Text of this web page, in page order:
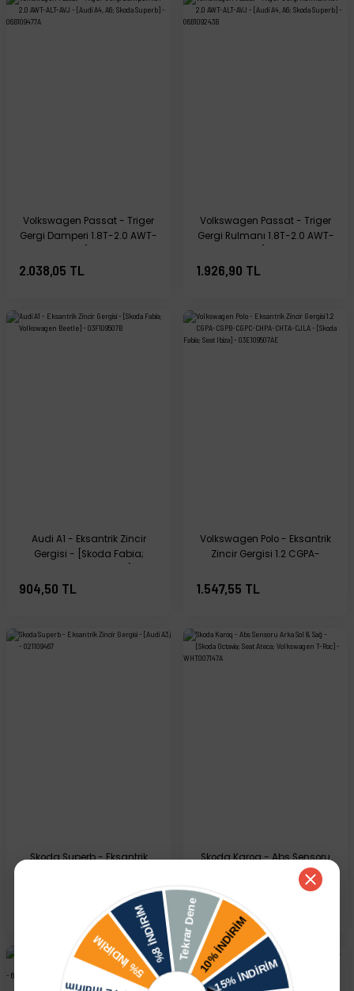
Volkswagen Passat - Triger
Gergi Damperi 1.8T-2.0 AWT-
Skoda Superb] - 06B109477A
2.038,05 TL
Volkswagen Passat - Triger
Gergi Rulmanı 1.8T-2.0 AWT-
Skoda Superb] - 06B109243B
1.926,90 TL
Audi A1 - Eksantrik Zincir
Gergisi - [Skoda Fabia;
03F109507B
904,50 TL
Volkswagen Polo - Eksantrik
Zincir Gergisi 1.2 CGPA-
CJLA - [Skoda Fabia; Seat
Ibiza] - 03E109507AE
1.547,55 TL
Skoda Superb - Eksantrik
Skoda Karoq - Abs Sensoru
Arka Sol & Sağ - [Skoda
Octavia; Seat Ateca;
Volkswagen T-Roc] -
WHT007147A
362,70 TL